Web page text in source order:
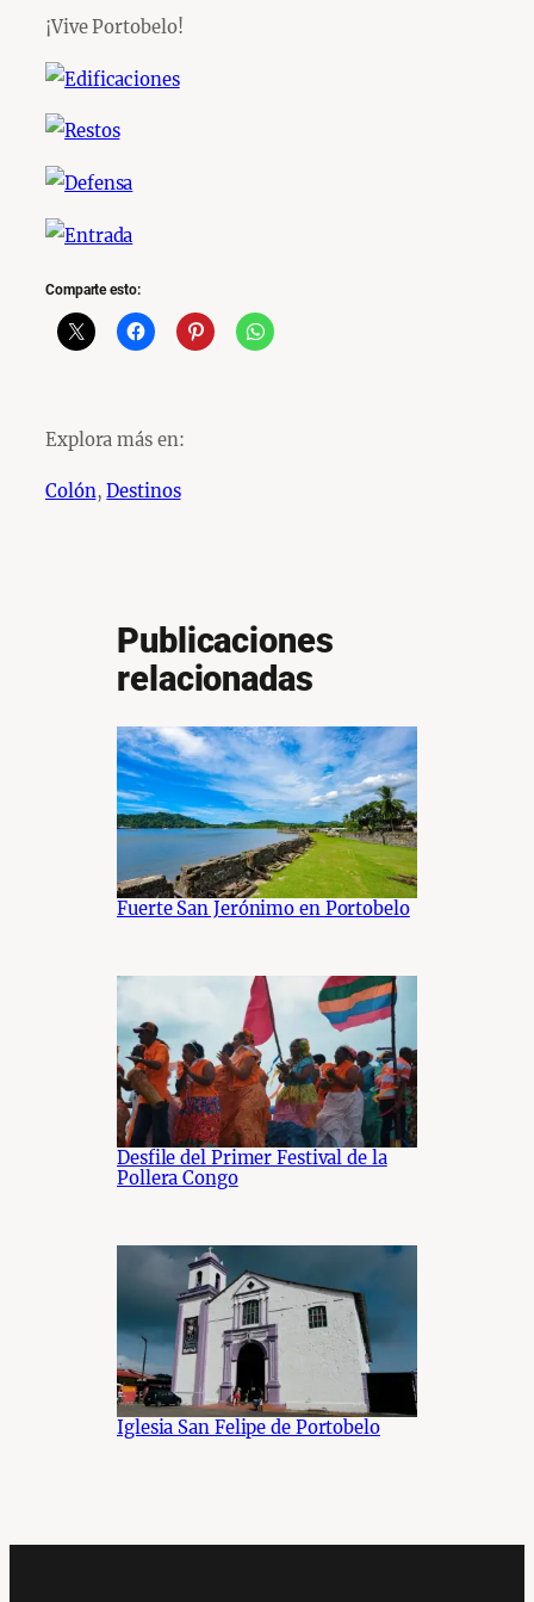
¡Vive Portobelo!
Comparte esto:
Explora más en:
Colón, Destinos
Publicaciones
relacionadas
Fuerte San Jerónimo en Portobelo
Desfile del Primer Festival de la
Pollera Congo
Iglesia San Felipe de Portobelo